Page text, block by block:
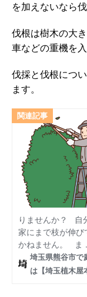
を加えないなら
伐根は樹木の大
車などの重機を
伐採と伐根につ
ます。